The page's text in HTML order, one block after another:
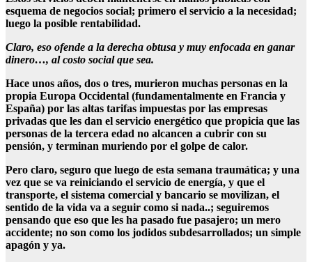
esquema de negocios social; primero el servicio a la necesidad;
luego la posible rentabilidad.
Claro, eso ofende a la derecha obtusa y muy enfocada en ganar
dinero…, al costo social que sea.
Hace unos años, dos o tres, murieron muchas personas en la
propia Europa Occidental (fundamentalmente en Francia y
España) por las altas tarifas impuestas por las empresas
privadas que les dan el servicio energético que propicia que las
personas de la tercera edad no alcancen a cubrir con su
pensión, y terminan muriendo por el golpe de calor.
Pero claro, seguro que luego de esta semana traumática; y una
vez que se va reiniciando el servicio de energía, y que el
transporte, el sistema comercial y bancario se movilizan, el
sentido de la vida va a seguir como si nada..; seguiremos
pensando que eso que les ha pasado fue pasajero; un mero
accidente; no son como los jodidos subdesarrollados; un simple
apagón y ya.